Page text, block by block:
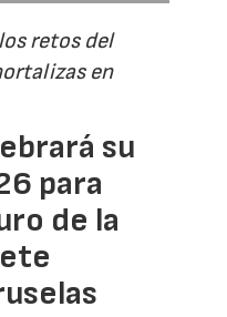
retos del
en
su
para
de la